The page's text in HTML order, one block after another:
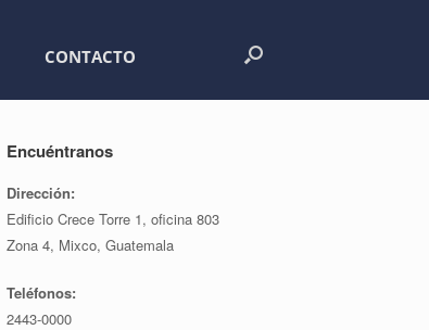
CONTACTO
Encuéntranos
Dirección:
Edificio Crece Torre 1, oficina 803
Zona 4, Mixco, Guatemala
Teléfonos:
2443-0000